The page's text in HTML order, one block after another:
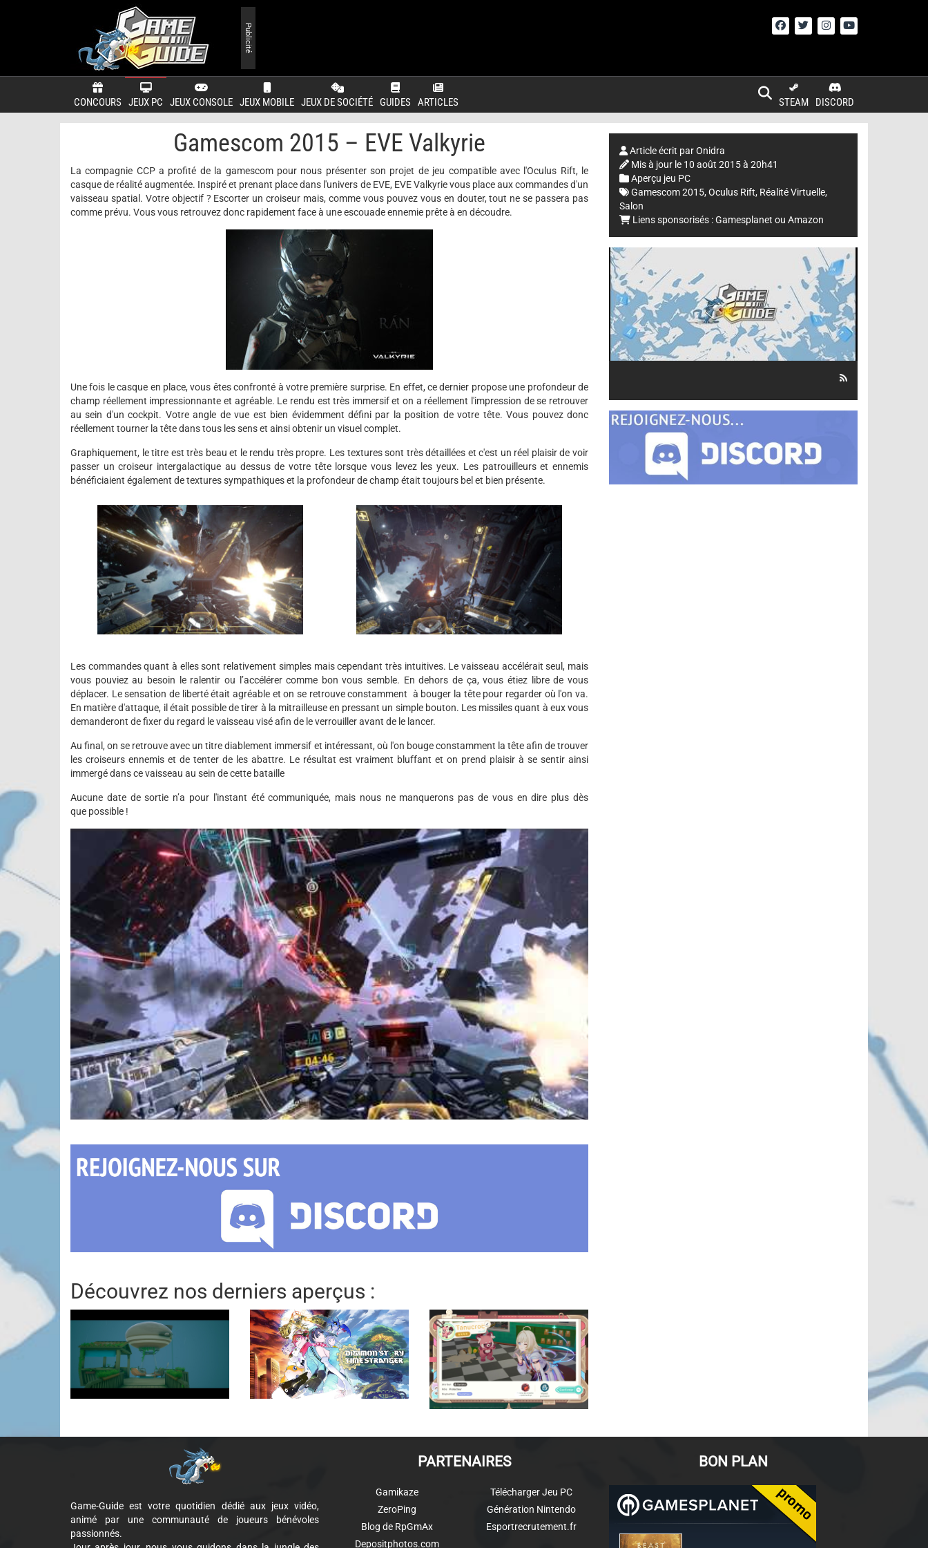
CONCOURS JEUX PC JEUX CONSOLE JEUX MOBILE JEUX DE SOCIÉTÉ GUIDES ARTICLES DISCORD
STEAM
Publicité
Gamescom 2015 – EVE Valkyrie
La compagnie CCP a profité de la gamescom pour nous présenter son projet de jeu compatible avec l'Oculus Rift, le
casque de réalité augmentée. Inspiré et prenant place dans l'univers de EVE, EVE Valkyrie vous place aux commandes d'un
vaisseau spatial. Votre objectif ? Escorter un croiseur mais, comme vous pouvez vous en douter, tout ne se passera pas
comme prévu. Vous vous retrouvez donc rapidement face à une escouade ennemie prête à en découdre.
Une fois le casque en place, vous êtes confronté à votre première surprise. En effet, ce dernier propose une profondeur de
champ réellement impressionnante et agréable. Le rendu est très immersif et on a réellement l'impression de se retrouver
au sein d'un cockpit. Votre angle de vue est bien évidemment défini par la position de votre tête. Vous pouvez donc
réellement tourner la tête dans tous les sens et ainsi obtenir un visuel complet.
Graphiquement, le titre est très beau et le rendu très propre. Les textures sont très détaillées et c'est un réel plaisir de voir
passer un croiseur intergalactique au dessus de votre tête lorsque vous levez les yeux. Les patrouilleurs et ennemis
bénéficiaient également de textures sympathiques et la profondeur de champ était toujours bel et bien présente.
Les commandes quant à elles sont relativement simples mais cependant très intuitives. Le vaisseau accélérait seul, mais
vous pouviez au besoin le ralentir ou l’accélérer comme bon vous semble. En dehors de ça, vous étiez libre de vous
déplacer. Le sensation de liberté était agréable et on se retrouve constamment à bouger la tête pour regarder où l'on va.
En matière d'attaque, il était possible de tirer à la mitrailleuse en pressant un simple bouton. Les missiles quant à eux vous
demanderont de fixer du regard le vaisseau visé afin de le verrouiller avant de le lancer.
Au final, on se retrouve avec un titre diablement immersif et intéressant, où l'on bouge constamment la tête afin de trouver
les croiseurs ennemis et de tenter de les abattre. Le résultat est vraiment bluffant et on prend plaisir à se sentir ainsi
immergé dans ce vaisseau au sein de cette bataille
Aucune date de sortie n’a pour l'instant été communiquée, mais nous ne manquerons pas de vous en dire plus dès
que possible !
Découvrez nos derniers aperçus :
Article écrit parOnidra
Mis à jour le 10 août 2015 à 20h41
Aperçu jeu PC
Gamescom 2015, Oculus Rift, Réalité Virtuelle,
Salon
Liens sponsorisés :Gamesplanet ou Amazon
Game-Guide est votre quotidien dédié aux jeux vidéo,
animé par une communauté de joueurs bénévoles
passionnés.
PARTENAIRES
Gamikaze
ZeroPing
Blog de RpGmAx
Depositphotos.com
Télécharger Jeu PC
Génération Nintendo
Esportrecrutement.fr
BON PLAN